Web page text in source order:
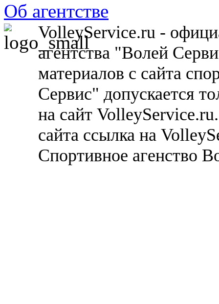
Об агентстве
VolleyService.ru -
агентства "Волей
материалов с сайта
Сервис" допускается
на сайт
сайта ссылка на
Спортивное агенство